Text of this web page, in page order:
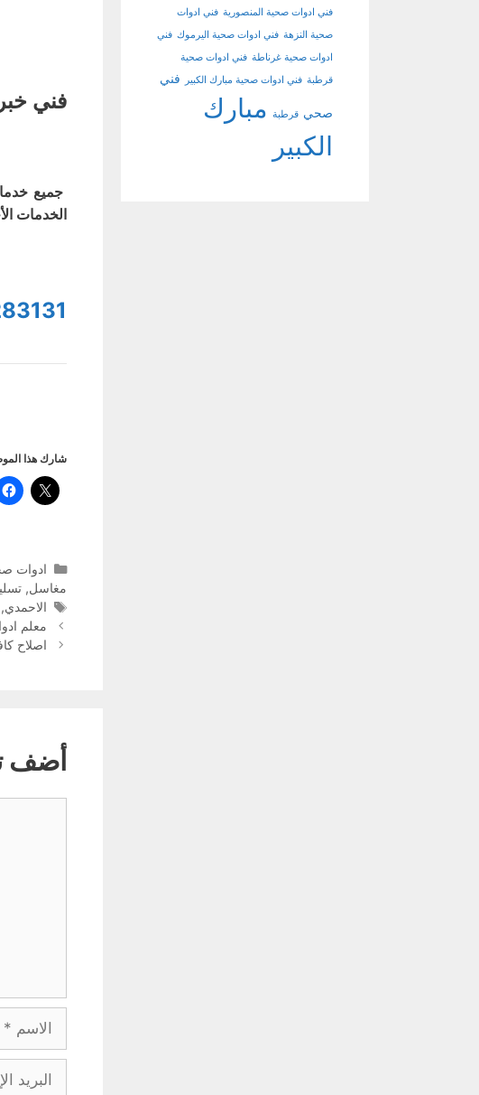
فني
جميع
الخدمات
شارك هذا
ادوات
مغاسل,
الوسوم
الاحمدي,
معلم
اصلاح
أضف
الإلكتروني
فني ادوات صحية المنصورية فني ادوات
صحية النزهة فني ادوات صحية اليرموك فني
ادوات صحية غرناطة فني ادوات صحية
قرطبة فني ادوات صحية مبارك الكبير فني
صحي قرطبة مبارك
الكبير